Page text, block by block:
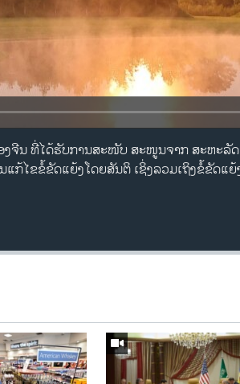
ຈີນ ທີ່ໄດ້ຮັບການສະໜັບ ສະໜູນຈາກ ສະຫະລັ
ກ້ໄຂຂໍ້ຂັດແຍ້ງໂດຍສັນຕິ ເຊິ່ງລວມເຖິງຂໍ້ຂັດແ